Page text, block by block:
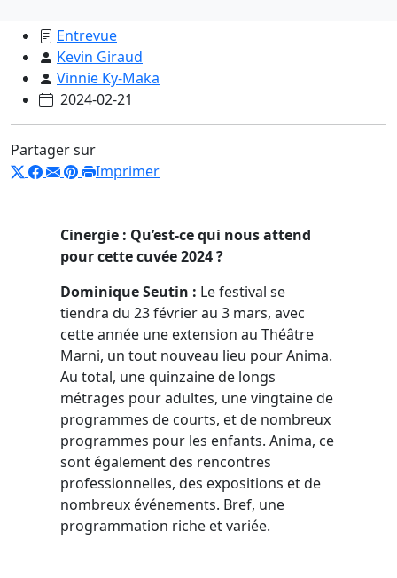
Entrevue
Kevin Giraud
Vinnie Ky-Maka
2024-02-21
Partager sur
Imprimer
Cinergie : Qu’est-ce qui nous attend
pour cette cuvée 2024 ?
Dominique Seutin : Le festival se
tiendra du 23 février au 3 mars, avec
cette année une extension au Théâtre
Marni, un tout nouveau lieu pour Anima.
Au total, une quinzaine de longs
métrages pour adultes, une vingtaine de
programmes de courts, et de nombreux
programmes pour les enfants. Anima, ce
sont également des rencontres
professionnelles, des expositions et de
nombreux événements. Bref, une
programmation riche et variée.